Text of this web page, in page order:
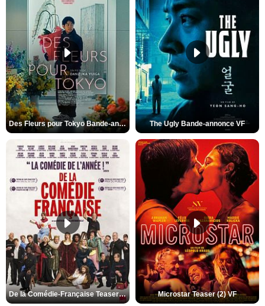
Des Fleurs pour Tokyo Bande-annonce VO STFR The Ugly Bande-annonce VF
De la Comédie-Française Teaser (3) VF Microstar Teaser (2) VF